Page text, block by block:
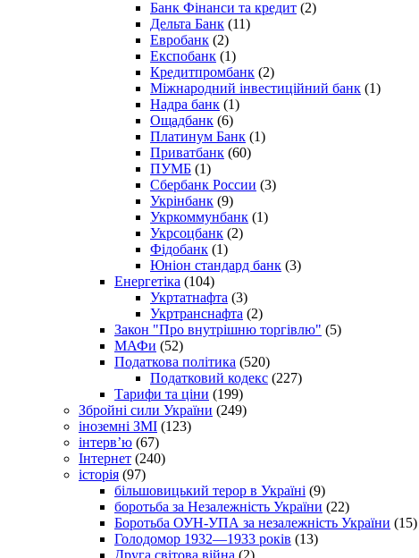
Банк Фінанси та кредит (2)
Дельта Банк (11)
Евробанк (2)
Експобанк (1)
Кредитпромбанк (2)
Міжнародний інвестиційний банк (1)
Надра банк (1)
Ощадбанк (6)
Платинум Банк (1)
Приватбанк (60)
ПУМБ (1)
Сбербанк России (3)
Укрінбанк (9)
Укркоммунбанк (1)
Укрсоцбанк (2)
Фідобанк (1)
Юніон стандард банк (3)
Енергетіка (104)
Укртатнафта (3)
Укртранснафта (2)
Закон "Про внутрішню торгівлю" (5)
МАФи (52)
Податкова політика (520)
Податковий кодекс (227)
Тарифи та ціни (199)
Збройні сили України (249)
іноземні ЗМІ (123)
інтерв’ю (67)
Інтернет (240)
історія (97)
більшовицький терор в Україні (9)
боротьба за Незалежність України (22)
Боротьба ОУН-УПА за незалежність України (15)
Голодомор 1932—1933 років (13)
Друга світова війна (2)